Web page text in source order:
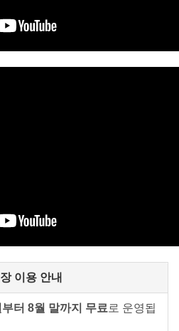
이용 안내
터 8월 말까지 무료 로 운영됩